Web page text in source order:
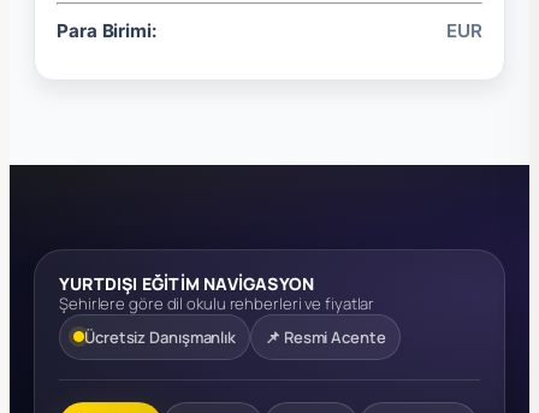
Para Birimi: EUR
YURTDIŞI EĞİTİM NAVİGASYON
Şehirlere göre dil okulu rehberleri ve fiyatlar
Ücretsiz Danışmanlık
📌 Resmi Acente